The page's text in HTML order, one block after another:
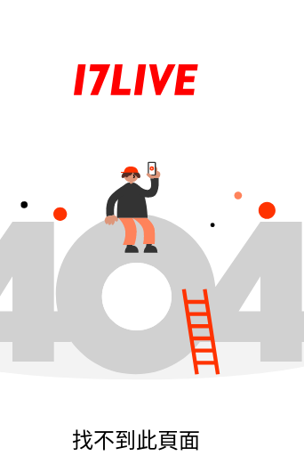
找不到此頁面